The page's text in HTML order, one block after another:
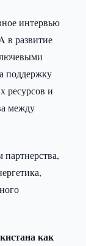
интервью
в развитие
поддержку
ресурсов и
между
партнерства,
как